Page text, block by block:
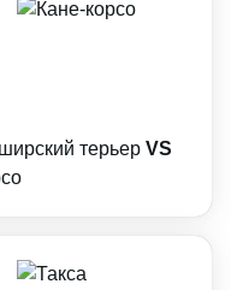
терьер VS